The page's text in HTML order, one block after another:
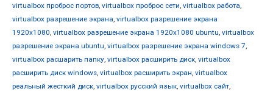
virtualbox проброс портов, virtualbox проброс сети, virtualbox работа,
virtualbox разрешение экрана, virtualbox разрешение экрана
1920x1080, virtualbox разрешение экрана 1920x1080 ubuntu, virtualbox
разрешение экрана ubuntu, virtualbox разрешение экрана windows 7,
virtualbox расшарить папку, virtualbox расширить диск, virtualbox
расширить диск windows, virtualbox расширить экран, virtualbox
реальный жесткий диск, virtualbox русский язык, virtualbox сайт,